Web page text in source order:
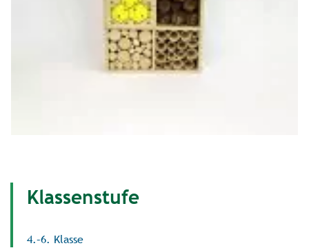
Klassenstufe
4.–6. Klasse